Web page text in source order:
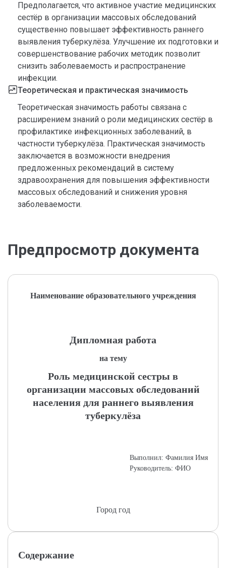
Предполагается, что активное участие медицинских
сестёр в организации массовых обследований
существенно повышает эффективность раннего
выявления туберкулёза. Улучшение их подготовки и
совершенствование рабочих методик позволит
снизить заболеваемость и распространение
инфекции.
Теоретическая и практическая значимость
Теоретическая значимость работы связана с
расширением знаний о роли медицинских сестёр в
профилактике инфекционных заболеваний, в
частности туберкулёза. Практическая значимость
заключается в возможности внедрения
предложенных рекомендаций в систему
здравоохранения для повышения эффективности
массовых обследований и снижения уровня
заболеваемости.
Предпросмотр документа
Наименование образовательного учреждения
Дипломная работа
на тему
Роль медицинской сестры в
организации массовых обследований
населения для раннего выявления
туберкулёза
Выполнил: Фамилия Имя
Руководитель: ФИО
Город год
Содержание